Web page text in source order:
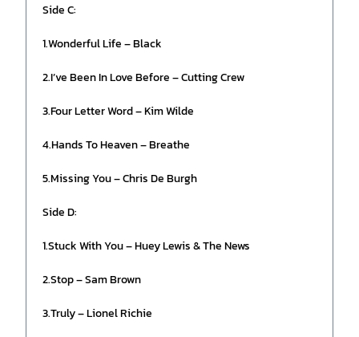
Side C:
1.Wonderful Life – Black
2.I’ve Been In Love Before – Cutting Crew
3.Four Letter Word – Kim Wilde
4.Hands To Heaven – Breathe
5.Missing You – Chris De Burgh
Side D:
1.Stuck With You – Huey Lewis & The News
2.Stop – Sam Brown
3.Truly – Lionel Richie